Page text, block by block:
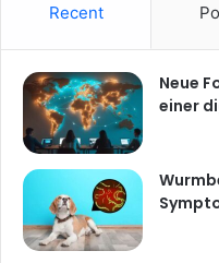
Recent
Neue
einer